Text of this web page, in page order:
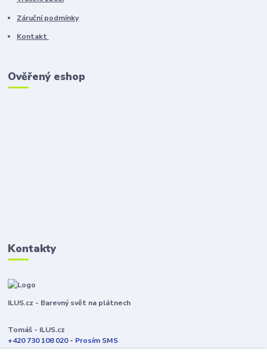
Záruční podmínky
Kontakt
Ověřený eshop
Kontakty
ILUS.cz - Barevný svět na plátnech
Tomáš - ILUS.cz
+420 730 108 020 - Prosím SMS
Jsme většinu času ve výrobě